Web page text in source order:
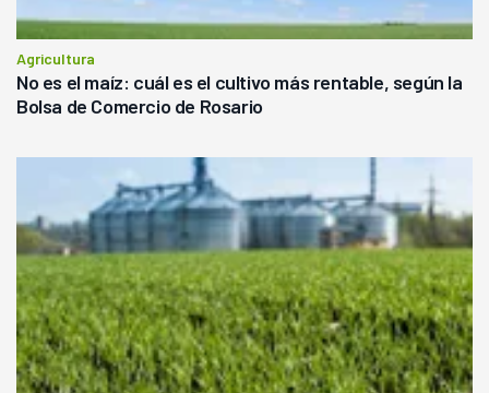
Agricultura
No es el maíz: cuál es el cultivo más rentable, según la
Bolsa de Comercio de Rosario